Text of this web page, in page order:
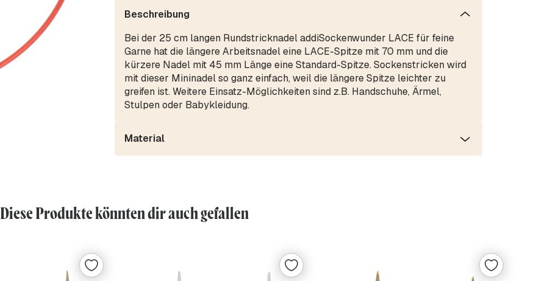
Beschreibung
Bei der 25 cm langen Rundstricknadel addiSockenwunder LACE für feine
Garne hat die längere Arbeitsnadel eine LACE-Spitze mit 70 mm und die
kürzere Nadel mit 45 mm Länge eine Standard-Spitze. Sockenstricken wird
mit dieser Mininadel so ganz einfach, weil die längere Spitze leichter zu
greifen ist. Weitere Einsatz-Möglichkeiten sind z.B. Handschuhe, Ärmel,
Stulpen oder Babykleidung.
Material
Diese Produkte könnten dir auch gefallen